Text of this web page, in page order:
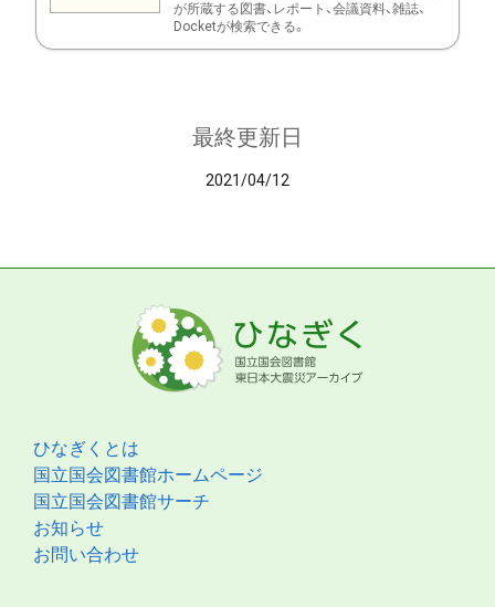
が所蔵する図書、レポート、会議資料、雑誌、
Docketが検索できる。
最終更新日
2021/04/12
ひなぎくとは
国立国会図書館ホームページ
国立国会図書館サーチ
お知らせ
お問い合わせ